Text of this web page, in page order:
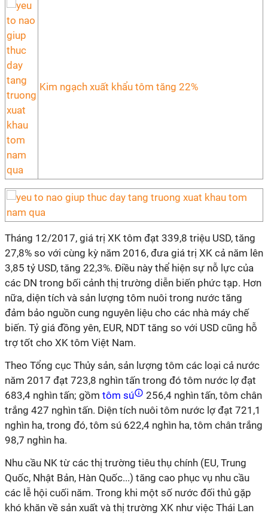
Kim ngạch xuất khẩu tôm tăng 22%
Tháng 12/2017, giá trị XK tôm đạt 339,8 triệu USD, tăng
27,8% so với cùng kỳ năm 2016, đưa giá trị XK cả năm lên
3,85 tỷ USD, tăng 22,3%. Điều này thể hiện sự nỗ lực của
các DN trong bối cảnh thị trường diễn biến phức tạp. Hơn
nữa, diện tích và sản lượng tôm nuôi trong nước tăng
đảm bảo nguồn cung nguyên liệu cho các nhà máy chế
biến. Tỷ giá đồng yên, EUR, NDT tăng so với USD cũng hỗ
trợ tốt cho XK tôm Việt Nam.
Theo Tổng cục Thủy sản, sản lượng tôm các loại cả nước
năm 2017 đạt 723,8 nghìn tấn trong đó tôm nước lợ đạt
683,4 nghìn tấn; gồm tôm sú
256,4 nghìn tấn, tôm chân
trắng 427 nghìn tấn. Diện tích nuôi tôm nước lợ đạt 721,1
nghìn ha, trong đó, tôm sú 622,4 nghìn ha, tôm chân trắng
98,7 nghìn ha.
Nhu cầu NK từ các thị trường tiêu thụ chính (EU, Trung
Quốc, Nhật Bản, Hàn Quốc...) tăng cao phục vụ nhu cầu
các lễ hội cuối năm. Trong khi một số nước đối thủ gặp
khó khăn về sản xuất và thị trường XK như việc Thái Lan